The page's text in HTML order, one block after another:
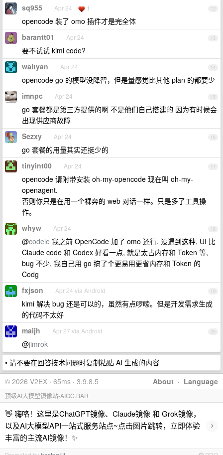
12
sq955 Apr 24 1
opencode 装了 omo 插件才是完全体
13
barantt01 Apr 24
要不试试 kimi code?
14
waityan Apr 24
opencode go 的模型没降智，但是量感觉比其他 plan 的都要少
15
imnpc Apr 24
go 套餐都是第三方提供的啊 不是他们自己搭建的 因为有时候会
出现供应商故障
16
Sezxy Apr 24
go 套餐的用量其实还挺少的
17
tinyint00 Apr 24
opencode 请附带安装 oh-my-opencode 现在叫 oh-my-
openagent.
否则你只是在用一个裸奔的 web 对话一样。只是多了工具操
作。
18
whyw Apr 24
@codele 我之前 OpenCode 加了 omo 还行, 没遇到这种, UI 比
Claude code 和 Codex 好看一点, 就是太占内存和 Token 等,
bug 不少, 我自己用 go 搞了个更易用更省内存和 Token 的
Codg
19
fxjson Apr 24 via Android
kimi 解决 bug 还是可以的，虽然有点啰嗦。但是开发需求生成
的代码不太好
20
maijh Apr 27 via Android
@jimrok
• 请不要在回答技术问题时复制粘贴 AI 生成的内容
About · Language
© 2026 V2EX · 65ms · 3.9.8.5
顶级AI大模型镜像站-AIGC.BAR
👋 嗨咯！这里是ChatGPT镜像、Claude镜像 和 Grok镜像，
以及AI大模型API一站式服务站点~点击图片跳转，立即体验
丰富的主流AI镜像！✨
›